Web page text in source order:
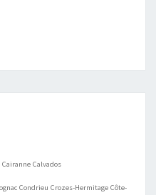
Cairanne Calvados
Condrieu Crozes-Hermitage Côte-